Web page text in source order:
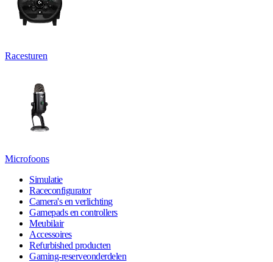
Racesturen
Microfoons
Simulatie
Raceconfigurator
Camera's en verlichting
Gamepads en controllers
Meubilair
Accessoires
Refurbished producten
Gaming-reserveonderdelen